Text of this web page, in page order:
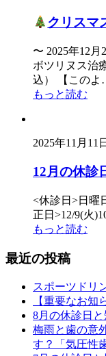
クリスマ
〜 2025年12
ボツリヌス治
込） 【この
もっと読む
2025年11月11日
12月の休診
<休診日>日曜
正日>12/9(火
もっと読む
最近の投稿
スポーツドリ
【重要なお知
8月の休診日
梅雨と歯の意
す？「気圧性